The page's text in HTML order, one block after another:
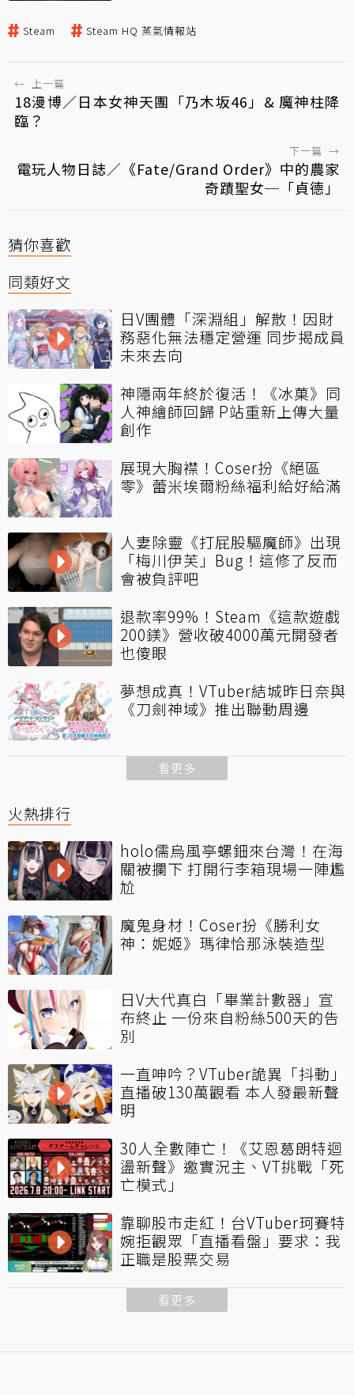
Steam Steam HQ 蒸氣情報站
← 上一篇
18漫博／日本女神天團「乃木坂46」& 魔神柱降
臨？
下一篇 →
電玩人物日誌／《Fate/Grand Order》中的農家
奇蹟聖女─「貞德」
猜你喜歡
同類好文
日V團體「深淵組」解散！因財
務惡化無法穩定營運 同步揭成員
未來去向
神隱兩年終於復活！《冰菓》同
人神繪師回歸 P站重新上傳大量
創作
展現大胸襟！Coser扮《絕區
零》蕾米埃爾粉絲福利給好給滿
人妻除靈《打屁股驅魔師》出現
「梅川伊芙」Bug！這修了反而
會被負評吧
退款率99%！Steam《這款遊戲
200鎂》營收破4000萬元開發者
也傻眼
夢想成真！VTuber結城昨日奈與
《刀劍神域》推出聯動周邊
看更多
火熱排行
holo儒烏風亭螺鈿來台灣！在海
關被攔下 打開行李箱現場一陣尷
尬
魔鬼身材！Coser扮《勝利女
神：妮姬》瑪律恰那泳裝造型
日V大代真白「畢業計數器」宣
布終止 一份來自粉絲500天的告
別
一直呻吟？VTuber詭異「抖動」
直播破130萬觀看 本人發最新聲
明
30人全數陣亡！《艾恩葛朗特迴
盪新聲》邀實況主、VT挑戰「死
亡模式」
靠聊股市走紅！台VTuber珂賽特
婉拒觀眾「直播看盤」要求：我
正職是股票交易
看更多